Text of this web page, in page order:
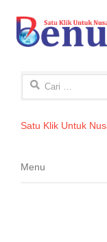
Cari
Satu Klik Untuk
Menu
Menu